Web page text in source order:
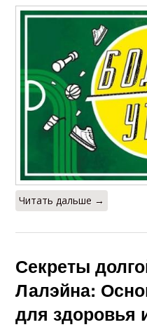
Читать дальше →
Секреты
Лалэйна:
для здоровья